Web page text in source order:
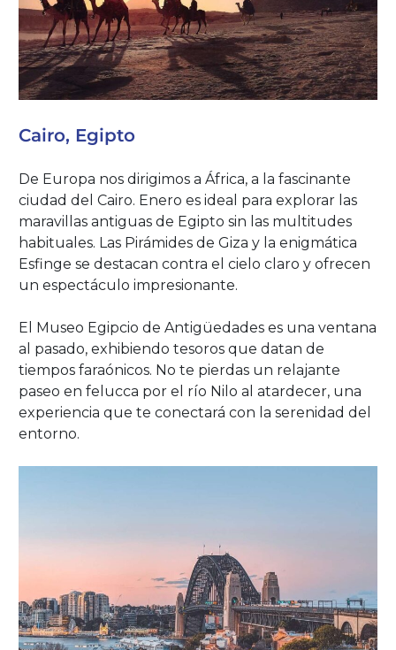
Cairo, Egipto
De Europa nos dirigimos a África, a la fascinante
ciudad del Cairo. Enero es ideal para explorar las
maravillas antiguas de Egipto sin las multitudes
habituales. Las Pirámides de Giza y la enigmática
Esfinge se destacan contra el cielo claro y ofrecen
un espectáculo impresionante.
El Museo Egipcio de Antigüedades es una ventana
al pasado, exhibiendo tesoros que datan de
tiempos faraónicos. No te pierdas un relajante
paseo en felucca por el río Nilo al atardecer, una
experiencia que te conectará con la serenidad del
entorno.